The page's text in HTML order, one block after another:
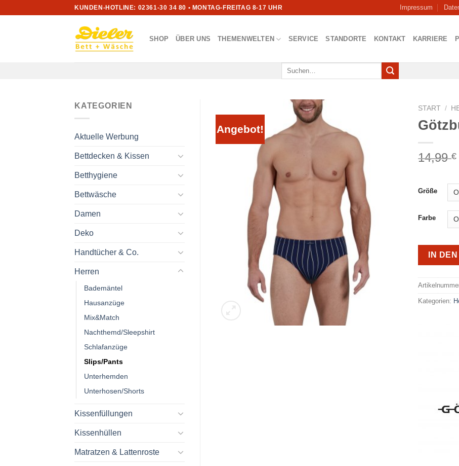
KUNDEN-HOTLINE: 02361-30 34 80 • MONTAG-FREITAG 8-17 UHR Impressum
SHOP ÜBER UNS THEMENWELTEN SERVICE STANDORTE KONTAKT KARRIERE
Suchen
KATEGORIEN
Aktuelle Werbung
Bettdecken & Kissen
Betthygiene
Bettwäsche
Damen
Deko
Handtücher & Co.
Herren
Bademäntel
Hausanzüge
Mix&Match
Nachthemd/Sleepshirt
Schlafanzüge
Slips/Pants
Unterhemden
Unterhosen/Shorts
Kissenfüllungen
Kissenhüllen
Matratzen & Lattenroste
Angebot!
START /
14,99€
Größe
Farbe
IN
Kategorien: